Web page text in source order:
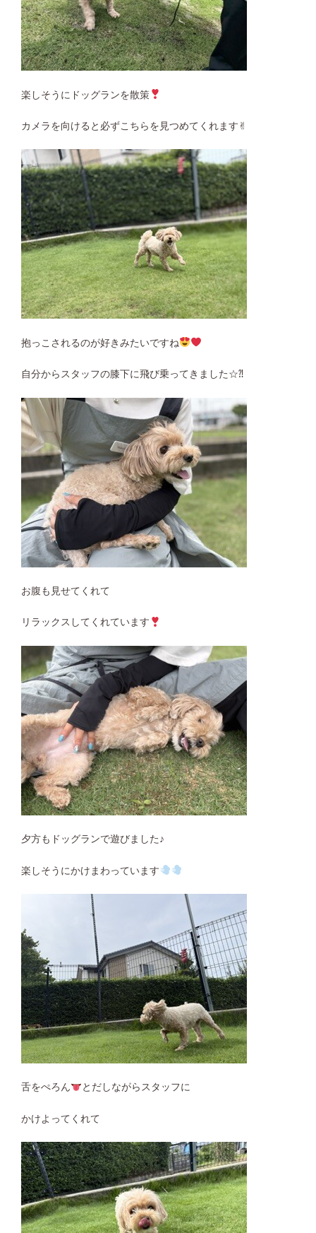
楽しそうにドッグランを散策
カメラを向けると必ずこちらを見つめてくれます✌︎
抱っこされるのが好きみたいですね
自分からスタッフの膝下に飛び乗ってきました☆⁈
お腹も見せてくれて
リラックスしてくれています
夕方もドッグランで遊びました♪
楽しそうにかけまわっています
舌をぺろん とだしながらスタッフに
かけよってくれて